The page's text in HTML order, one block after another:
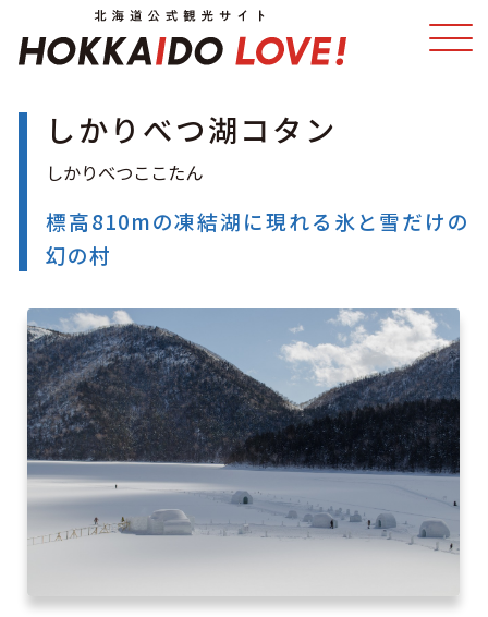
温泉 イベント
モデルコース
グルメ 旅の予約
アクセス
キュンちゃんオンラインショップ
旅のテーマで探す
しかりべつ湖コタン
標高810mの凍結湖に現れる氷と雪だけの
幻の村